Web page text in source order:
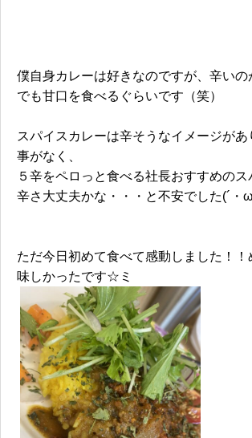
僕自身カレーは好きなのですが、辛いの
でも甘口を食べるぐらいです（笑）
スパイスカレーは辛そうなイメージがあ
事がなく、
５辛をペロっと食べる社長おすすめの
辛さ大丈夫かな・・・と不安でした(´・
ただ今日初めて食べて感動しました！！
味しかったです☆ミ